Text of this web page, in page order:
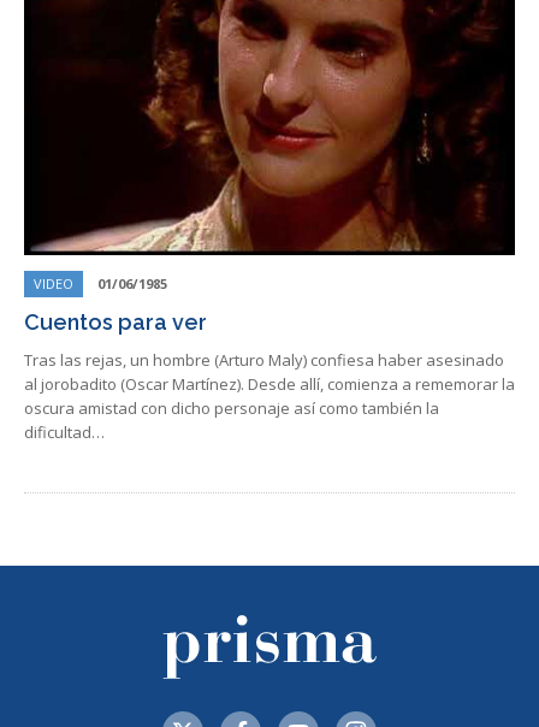
VIDEO 01/06/1985
Cuentos para ver
Tras las rejas, un hombre (Arturo Maly) confiesa haber asesinado
al jorobadito (Oscar Martínez). Desde allí, comienza a rememorar la
oscura amistad con dicho personaje así como también la
dificultad…